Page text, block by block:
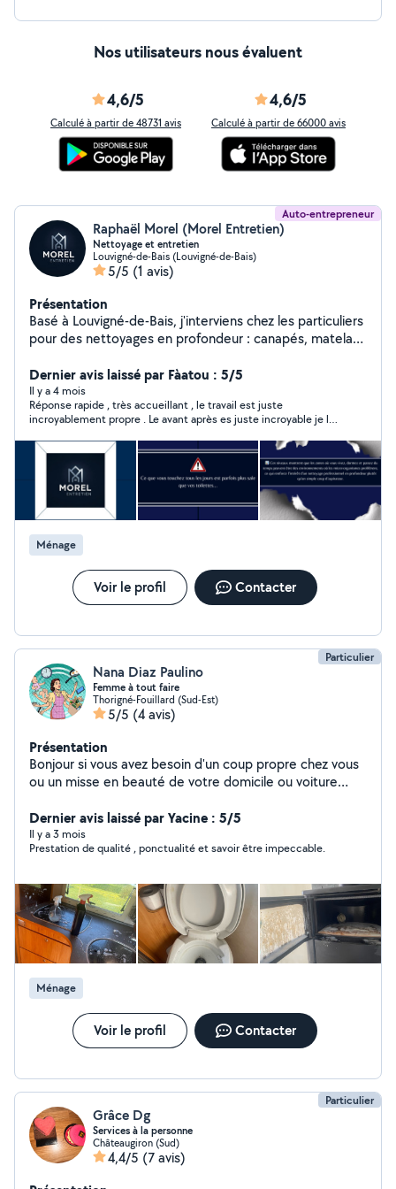
Nos utilisateurs nous évaluent
4,6/5
Calculé à partir de 48731 avis
4,6/5
Calculé à partir de 66000 avis
Auto-entrepreneur
Raphaël Morel (Morel Entretien)
Nettoyage et entretien
Louvigné-de-Bais (Louvigné-de-Bais)
5/5 (1 avis)
Présentation
Basé à Louvigné-de-Bais, j'interviens chez les particuliers
pour des nettoyages en profondeur : canapés, matelas,
enlever ce qu'on ne voit pas, redonner une vraie
propreté et prolonger la durée de vie de vos surfaces.
J'utilise du matériel professionnel pour un résultat
efficace et soigné. Toutes les prestations à domicile
pour les particuliers sont remboursées à 50 % grâce au
crédit d'impôt. Concrètement, vous ne payez que la
moitié, le reste est pris en charge par l'État, avec
possibilité d'avance immédiate.
Dernier avis laissé par Fàatou : 5/5
Il y a 4 mois
Réponse rapide , très accueillant , le travail est juste
incroyablement propre . Le avant après es juste incroyable je le
Ménage
Voir le profil Contacter
Particulier
Nana Diaz Paulino
Femme à tout faire
Thorigné-Fouillard (Sud-Est)
5/5 (4 avis)
Présentation
Bonjour si vous avez besoin d'un coup propre chez vous
ou un misse en beauté de votre domicile ou voiture
nettoyage extérieur et intérieur. Donner des couleurs
du printemps autour de vous. Je possède les matériels
nécessaires pour votre ménage a prix raisonnable.
Dernier avis laissé par Yacine : 5/5
Il y a 3 mois
Prestation de qualité , ponctualité et savoir être impeccable.
Ménage
Voir le profil Contacter
Particulier
Grâce Dg
Services à la personne
Châteaugiron (Sud)
4,4/5 (7 avis)